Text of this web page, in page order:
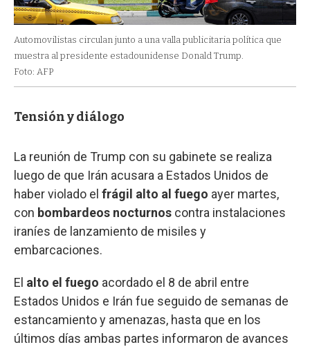
Automovilistas circulan junto a una valla publicitaria política que
muestra al presidente estadounidense Donald Trump.
Foto: AFP
Tensión y diálogo
La reunión de Trump con su gabinete se realiza
luego de que Irán acusara a Estados Unidos de
haber violado el frágil alto al fuego ayer martes,
con bombardeos nocturnos contra instalaciones
iraníes de lanzamiento de misiles y
embarcaciones.
El alto el fuego acordado el 8 de abril entre
Estados Unidos e Irán fue seguido de semanas de
estancamiento y amenazas, hasta que en los
últimos días ambas partes informaron de avances